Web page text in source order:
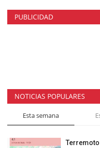
PUBLICIDAD
NOTICIAS POPULARES
Esta semana